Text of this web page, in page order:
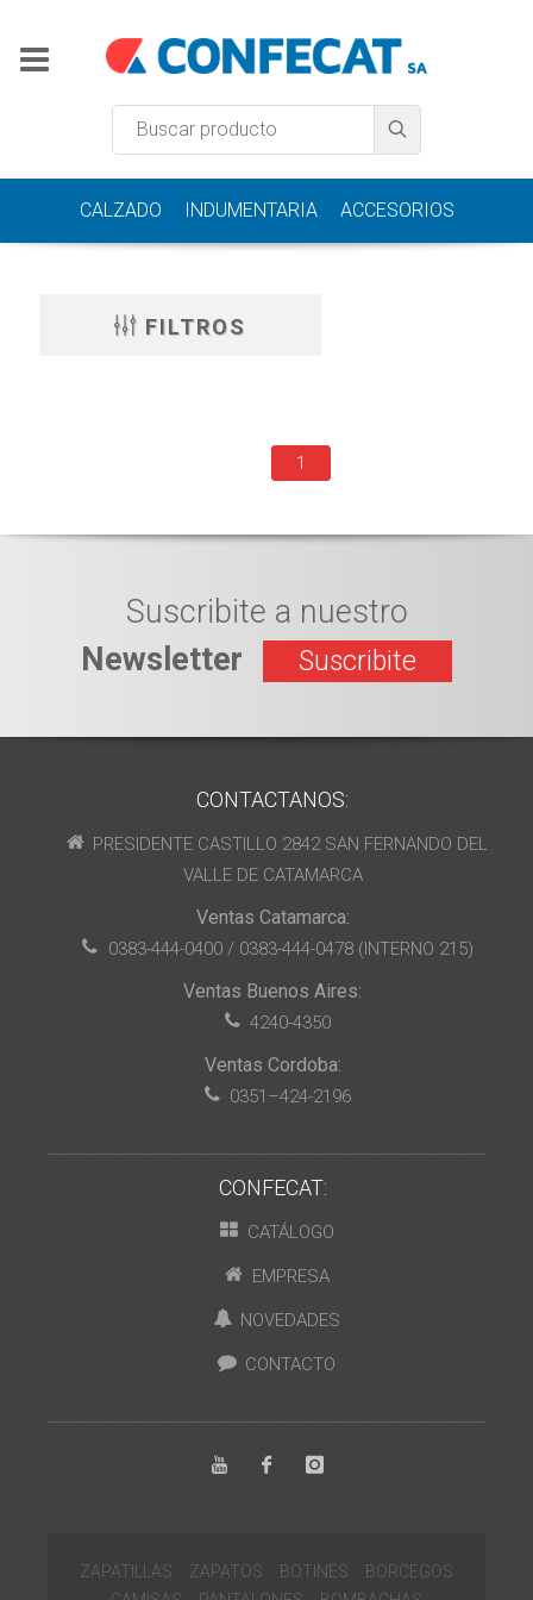
CALZADO INDUMENTARIA ACCESORIOS
FILTROS
1
Suscribite a nuestro
Newsletter
Suscribite
CONTACTANOS:
PRESIDENTE CASTILLO 2842 SAN FERNANDO DEL
VALLE DE CATAMARCA
Ventas Catamarca:
0383-444-0400 / 0383-444-0478 (INTERNO 215)
Ventas Buenos Aires:
4240-4350
Ventas Cordoba:
0351–424-2196
CONFECAT:
CATÁLOGO
EMPRESA
NOVEDADES
CONTACTO
ZAPATILLAS ZAPATOS BOTINES
BORCEGOS